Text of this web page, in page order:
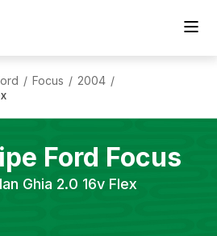
/ Focus / 2004 /
Ford Focus
Ghia 2.0 16v Flex